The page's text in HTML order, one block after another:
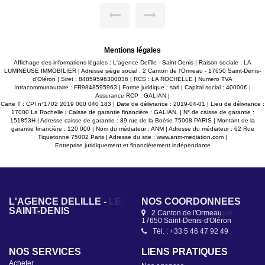
rénovée en 2022, un cellier ainsi qu'un WC indépendant.
bénéficie de prestations appréciées : huisseries PVC double
vitrage, chauffage électrique et cuisine récente. Son
excellent état général limite les travaux à prévoir. À
l'extérieur, le bien dispose d'un stationnement privatif. Il ne
possède pas de jardin, offrant ainsi un entretien réduit,
particulièrement recherché pour un investissement locatif ou
une future résidence secondaire. Situation hors zone du Plan
de Prévention des Risques Naturels (PPRN). Investissement
locatif : bien vendu occupé dans le cadre d'un bail
d'habitation en cours jusqu'en mars 2028. Loyer actuel de
600 € par mois hors charges, offrant une rentabilité
immédiate dès l'acquisition. Les informations sur les risques
auxquels ce bien est exposé sont disponibles sur le site
Mentions légales
Affichage des informations légales : L'agence Delîlle - Saint-Denis | Raison sociale : LA
LUMINEUSE IMMOBILIER | Adresse siège social : 2 Canton de l'Ormeau - 17650 Saint-Denis-
d'Oléron | Siret : 84859596300036 | RCS : LA ROCHELLE | Numero TVA
Intracommunautaire : FR9848595963 | Forme juridique : sarl | Capital social : 40000€ |
Assurance RCP : GALIAN |
Carte T : CPI n°1702 2019 000 040 183 | Date de délivrance : 2019-04-01 | Lieu de délivrance :
17000 La Rochelle | Caisse de garantie financière : GALIAN. | N° de caisse de garantie :
151853H | Adresse caisse de garantie : 89 rue de la Boétie 75008 PARIS | Montant de la
garantie financière : 120 000 | Nom du médiateur : ANM | Adresse du médiateur : 62 Rue
Tiquetonne 75002 Paris | Adresse du site : www.anm-mediation.com |
Entreprise juridiquement et financièrement indépendante
L'AGENCE DELÎLLE -
SAINT-DENIS
NOS COORDONNÉES
2 Canton de l'Ormeau
17650 Saint-Denis-d'Oléron
Tél. : +33 5 46 47 92 49
NOS SERVICES
Acheter
LIENS PRATIQUES